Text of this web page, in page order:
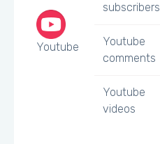
Youtube
subscribers
Youtube
comments
Youtube
videos